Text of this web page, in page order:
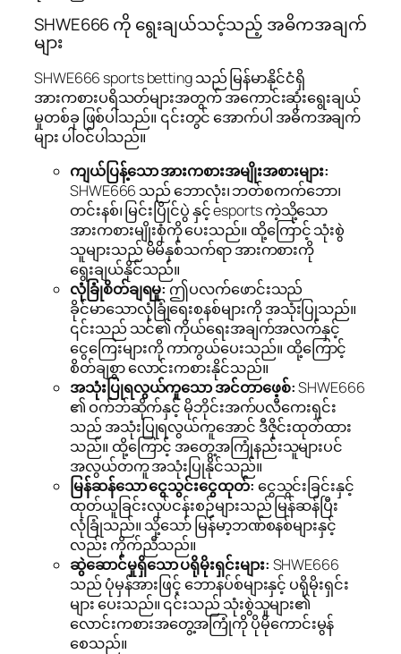
SHWE666 ကို ရွေးချယ်သင့်သည့် အဓိကအချက်
များ
SHWE666 sports betting သည် မြန်မာနိုင်ငံရှိ
အားကစားပရိသတ်များအတွက် အကောင်းဆုံးရွေးချယ်
မှုတစ်ခု ဖြစ်ပါသည်။ ၎င်းတွင် အောက်ပါ အဓိကအချက်
များ ပါဝင်ပါသည်။
ကျယ်ပြန့်သော အားကစားအမျိုးအစားများ:
SHWE666 သည် ဘောလုံး၊ ဘတ်စကက်ဘော၊
တင်းနစ်၊ မြင်းပြိုင်ပွဲ နှင့် esports ကဲ့သို့သော
အားကစားမျိုးစုံကို ပေးသည်။ ထို့ကြောင့် သုံးစွဲ
သူများသည် မိမိနှစ်သက်ရာ အားကစားကို
ရွေးချယ်နိုင်သည်။
လုံခြုံစိတ်ချရမှု: ဤပလက်ဖောင်းသည်
ခိုင်မာသောလုံခြုံရေးစနစ်များကို အသုံးပြုသည်။
၎င်းသည် သင်၏ ကိုယ်ရေးအချက်အလက်နှင့်
ငွေကြေးများကို ကာကွယ်ပေးသည်။ ထို့ကြောင့်
စိတ်ချစွာ လောင်းကစားနိုင်သည်။
အသုံးပြုရလွယ်ကူသော အင်တာဖေ့စ်:SHWE666
၏ ဝက်ဘ်ဆိုက်နှင့် မိုဘိုင်းအက်ပလီကေးရှင်း
သည် အသုံးပြုရလွယ်ကူအောင် ဒီဇိုင်းထုတ်ထား
သည်။ ထို့ကြောင့် အတွေ့အကြုံနည်းသူများပင်
အလွယ်တကူ အသုံးပြုနိုင်သည်။
မြန်ဆန်သော ငွေသွင်းငွေထုတ်: ငွေသွင်းခြင်းနှင့်
ထုတ်ယူခြင်းလုပ်ငန်းစဉ်များသည် မြန်ဆန်ပြီး
လုံခြုံသည်။ သို့သော် မြန်မာ့ဘဏ်စနစ်များနှင့်
လည်း ကိုက်ညီသည်။
ဆွဲဆောင်မှုရှိသော ပရိုမိုးရှင်းများ: SHWE666
သည် ပုံမှန်အားဖြင့် ဘောနပ်စ်များနှင့် ပရိုမိုးရှင်း
များ ပေးသည်။ ၎င်းသည် သုံးစွဲသူများ၏
လောင်းကစားအတွေ့အကြုံကို ပိုမိုကောင်းမွန်
စေသည်။